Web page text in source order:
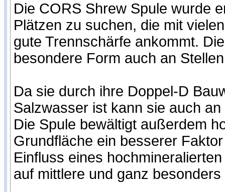
Die CORS Shrew Spule wurde
Plätzen zu suchen, die mit
gute Trennschärfe ankommt.
besondere Form auch an
Da sie durch ihre Doppel-D
Salzwasser ist kann sie auch
Die Spule bewältigt außerdem
Grundfläche ein besserer
Einfluss eines
auf mittlere und ganz